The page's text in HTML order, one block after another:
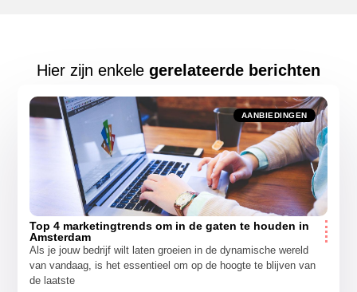
Hier zijn enkele gerelateerde berichten
AANBIEDINGEN
Top 4 marketingtrends om in de gaten te houden in
Amsterdam
Als je jouw bedrijf wilt laten groeien in de dynamische wereld
van vandaag, is het essentieel om op de hoogte te blijven van
de laatste